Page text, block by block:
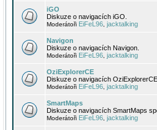
iGO
Diskuze o navigacích iGO.
Moderátoři EiFeL96 jacktalking
Navigon
Diskuze o navigacích Navigon.
Moderátoři EiFeL96 jacktalking
OziExplorerCE
Diskuze o navigacích OziExplorerCE.
Moderátoři EiFeL96 jacktalking
SmartMaps
Diskuze o navigacích SmartMaps
Moderátoři EiFeL96 jacktalking